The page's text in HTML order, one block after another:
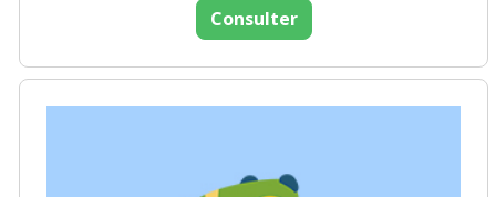
Consulter